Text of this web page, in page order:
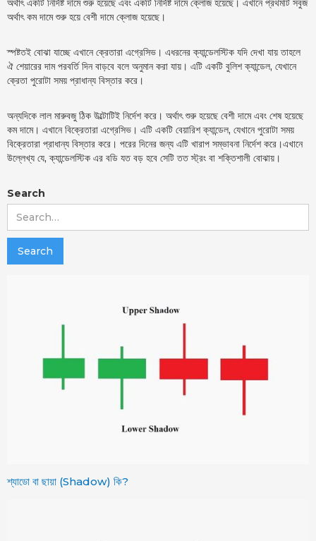
অর্থাৎ একটি নির্দিষ্ট দামে শুরু হয়েছে এবং একটি নির্দিষ্ট দামে ক্লোজ হয়েছে। এখানে প্রথমটি সবুজ
অর্থাৎ কম দামে শুরু হয়ে বেশী দামে ক্লোজ হয়েছে।
স্পষ্টতই বোঝা যাচ্ছে এখানে ক্রেতারা এগ্রেসিভ। এধরনের ক্যান্ডেলস্টিক যদি দেখা যায় তাহলে
ঐ শেয়ারের দাম পরবর্তি দিন বাড়বে বলে অনুমান করা যায়। এটি একটি বুলিশ ক্যান্ডেল, যেখানে
ক্রেতা পুরোটা সময় প্রাধান্য বিস্তার করে।
অন্যদিকে লাল মারুবজু ঠিক উল্টোটিই নির্দেশ করে। অর্থাৎ শুরু হয়েছে বেশী দামে এবং শেষ হয়েছে
কম দামে। এখানে বিক্রেতারা এগ্রেসিভ। এটি একটি বেয়ারিশ ক্যান্ডেল, যেখানে পুরোটা সময়
বিক্রেতারা প্রাধান্য বিস্তার করে। পরের দিনের জন্য এটি খারাপ সম্ভাবনা নির্দেশ করে।এখানে
উল্লেখ্য যে, ক্যান্ডেলস্টিক এর বডি যত বড় হবে সেটি তত স্ট্রং বা শক্তিশালী বোঝায়।
Search
শ্যাডো বা ছায়া (Shadow) কি?